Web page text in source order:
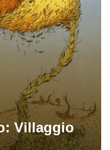
Villaggio